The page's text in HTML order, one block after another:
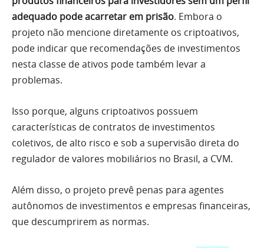
adequado pode acarretar em prisão. Embora o
projeto não mencione diretamente os criptoativos,
pode indicar que recomendações de investimentos
nesta classe de ativos pode também levar a
problemas.
Isso porque, alguns criptoativos possuem
características de contratos de investimentos
coletivos, de alto risco e sob a supervisão direta do
regulador de valores mobiliários no Brasil, a CVM.
Além disso, o projeto prevê penas para agentes
autônomos de investimentos e empresas financeiras,
que descumprirem as normas.